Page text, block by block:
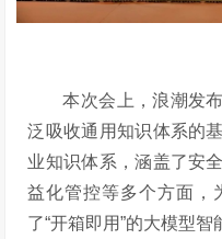
本次会上，浪潮发
泛吸收通用知识体系的
业知识体系，涵盖了安
益化管控等多个方面，
了“开箱即用”的大模型智